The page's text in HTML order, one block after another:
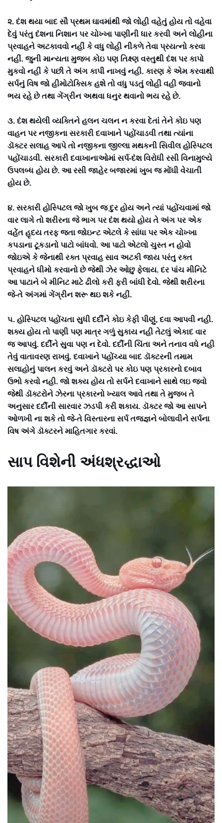
૨. દંશ થયા બાદ સૌ પ્રથમ ઘાવમાંથી જો લોહી વહેતું હોય તો વહેવા
દેવું પરંતુ દંશના નિશાન પર ચોખ્ખા પાણીની ધાર કરવી અને લોહીના
પ્રવાહને અટકાવવો નહીં કે વધુ લોહી નીકળે તેવા પ્રયત્નો કરવા
નહીં. જુની માન્યતા મુજબ કોઇ પણ તિક્ષ્ણ વસ્તુથી દંશ પર કાપો
મુકવો નહીં કે પછી તે અંગ કાપી નાખવું નહી. કારણ કે એમ કરવાથી
સર્પનું વિષ જો હીમોટોક્સિક હશે તો વધુ પડતું લોહી વહી જવાનો
ભય રહે છે તથા ગેંગ્રીન અથવા ધનુર થવાનો ભય રહે છે.
૩. દંશ થયેલી વ્યક્તિને હલન ચલન ન કરવા દેતાં તેને કોઇ પણ
વાહન પર નજીકના સરકારી દવાખાને પહોંચાડવી તથા ત્યાંના
ડૉક્ટર સલાહ આપે તો નજીકના જીલ્લા મથકની સિવીલ હોસ્પિટલ
પહોંચાડવી. સરકારી દવાખાનાઓમાં સર્પ-દંશ વિરોધી રસી વિનામુલ્યે
ઉપલબ્ધ હોય છે. આ રસી જાહેર બજારમાં ખુબ જ મોંઘી વેચાતી
હોય છે.
૪. સરકારી હોસ્પિટલ જો ખુબ જ દુર હોય અને ત્યાં પહોંચવામાં જો
વાર લાગે તો શરીરના જે ભાગ પર દંશ થયો હોય તે અંગ પર એક
વહેંત હૃદય તરફ જતા જોઇન્ટ એટલે કે સાંધા પર એક ચોખ્ખા
કપડાના ટૂકડાનો પાટો બાંધવો. આ પાટો એટલો ચુસ્ત ન હોવો
જોઇએ કે જેનાથી રક્ત પ્રવાહ સાવ અટકી જાય પરંતુ રક્ત
પ્રવાહને ધીમો કરવાનો છે જેથી ઝેર ઓછુ ફેલાય. દર પાંચ મીનિટે
આ પાટાને બે મીનિટ માટે ઢીલો કરી ફરી બાંધી દેવો. જેથી શરીરના
જે-તે અંગમાં ગેંગ્રીન શરૂ થઇ શકે નહીં.
૫. હોસ્પિટલ પહોંચતા સુધી દર્દીને કોઇ કેફી પીણું, દવા આપવી નહી.
શક્ય હોય તો પાણી પણ માત્ર ગળું સુકાય નહી તેટલું એકાદ વાર
જ આપવું. દર્દીને સુવા પણ ન દેવો. દર્દીની ચિંતા અને તનાવ વધે નહી
તેવું વાતાવરણ રાખવું. દવાખાને પહોંચ્યા બાદ ડૉક્ટરની તમામ
સલાહોનું પાલન કરવું અને ડૉક્ટરો પર કોઇ પણ પ્રકારનો દબાવ
ઉભો કરવો નહી. જો શક્ય હોય તો સર્પને દવાખાને સાથે લઇ જવો
જેથી ડૉક્ટરોને ઝેરના પ્રકારનો ખ્યાલ આવે તથા તે મુજબ તે
અનુસાર દર્દીની સારવાર ઝડપી કરી શકાય. ડૉક્ટર જો આ સાપને
ઓળખી ના શકે તો જે-તે વિસ્તારના સર્પ તજજ્ઞને બોલાવીને સર્પના
વિષ અંગે ડૉક્ટરને માહિતગાર કરવાં.
સાપ વિશેની અંધશ્રદ્ધાઓ